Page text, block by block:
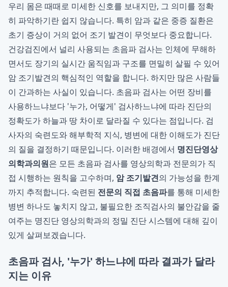
우리 몸은 때때로 미세한 신호를 보내지만, 그 의미를 정확
히 파악하기란 쉽지 않습니다. 특히 암과 같은 중증 질환은
초기 증상이 거의 없어 조기 발견이 무엇보다 중요합니다.
건강검진에서 널리 사용되는 초음파 검사는 인체에 무해하
면서도 장기의 실시간 움직임과 구조를 면밀히 살필 수 있어
암 조기발견의 핵심적인 역할을 합니다. 하지만 많은 사람들
이 간과하는 사실이 있습니다. 초음파 검사는 어떤 장비를
사용하느냐보다 '누가, 어떻게' 검사하느냐에 따라 진단의
정확도가 하늘과 땅 차이로 달라질 수 있다는 점입니다. 검
사자의 숙련도와 해부학적 지식, 병변에 대한 이해도가 진단
의 질을 결정하기 때문입니다. 이러한 배경에서 명진단영상
의학과의원은 모든 초음파 검사를 영상의학과 전문의가 직
접 시행하는 원칙을 고수하며, 암 조기발견의 가능성을 한계
까지 추적합니다. 숙련된 전문의 직접 초음파를 통해 미세한
병변 하나도 놓치지 않고, 불필요한 조직검사의 불안감을 줄
여주는 명진단 영상의학과의 정밀 진단 시스템에 대해 깊이
있게 살펴보겠습니다.
초음파 검사, '누가' 하느냐에 따라 결과가 달라
지는 이유